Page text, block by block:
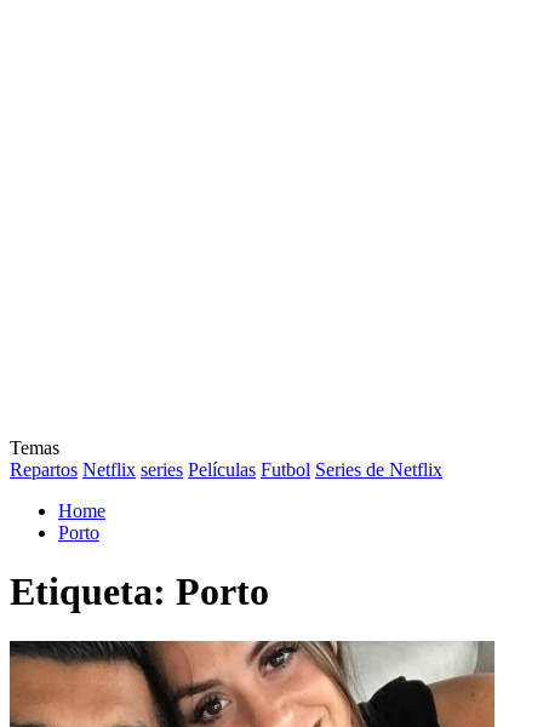
Temas
Repartos Netflix series Películas Futbol Series de Netflix
Home
Porto
Etiqueta: Porto